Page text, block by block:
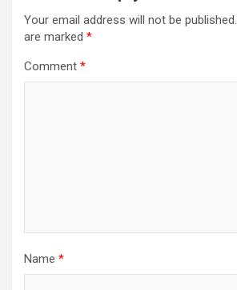
Your email address will not be published.
are marked *
Comment *
Name *